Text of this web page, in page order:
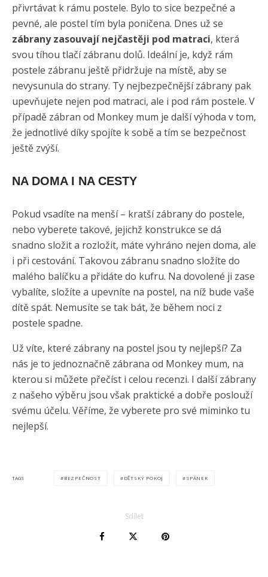
přivrtávat k rámu postele. Bylo to sice bezpečné a
pevné, ale postel tím byla poničena. Dnes už se
zábrany zasouvají nejčastěji pod matraci, která
svou tíhou tlačí zábranu dolů. Ideální je, když rám
postele zábranu ještě přidržuje na místě, aby se
nevysunula do strany. Ty nejbezpečnější zábrany pak
upevňujete nejen pod matraci, ale i pod rám postele. V
případě zábran od Monkey mum je další výhoda v tom,
že jednotlivé díky spojíte k sobě a tím se bezpečnost
ještě zvýší.
NA DOMA I NA CESTY
Pokud vsadíte na menší – kratší zábrany do postele,
nebo vyberete takové, jejichž konstrukce se dá
snadno složit a rozložit, máte vyhráno nejen doma, ale
i při cestování. Takovou zábranu snadno složíte do
malého balíčku a přidáte do kufru. Na dovolené ji zase
vybalíte, složíte a upevníte na postel, na níž bude vaše
dítě spát. Nemusíte se tak bát, že během noci z
postele spadne.
Už víte, které zábrany na postel jsou ty nejlepší? Za
nás je to jednoznačně zábrana od Monkey mum, na
kterou si můžete přečíst i celou recenzi. I další zábrany
z našeho výběru jsou však praktické a dobře poslouží
svému účelu. Věříme, že vyberete pro své miminko tu
nejlepší.
TAGS BEZPEČNOST DĚTSKÝ POKOJ SPÁNEK
Sdílet